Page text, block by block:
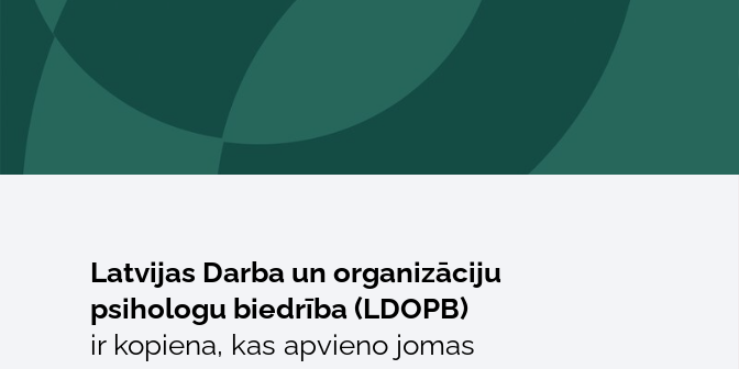
Latvijas Darba un organizāciju
psihologu biedrība (LDOPB)
ir kopiena, kas apvieno jomas